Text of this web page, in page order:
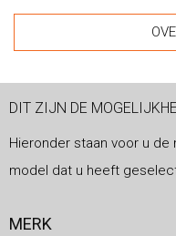
DIT ZIJN DE
Hieronder staan voor u
model dat u heeft
MERK